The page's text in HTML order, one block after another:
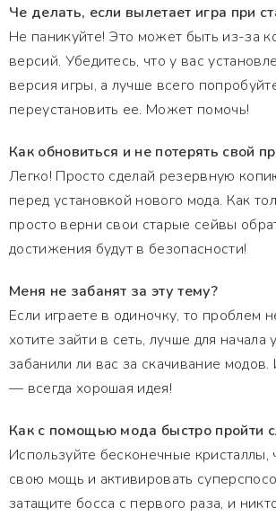
Че делать, если вылетает игра при
Не паникуйте! Это может быть из-за
версий. Убедитесь, что у вас
версия игры, а лучше всего
переустановить ее. Может помочь!
Как обновиться и не потерять свой
Легко! Просто сделай резервную
перед установкой нового мода. Как
просто верни свои старые сейвы
достижения будут в безопасности!
Меня не забанят за эту тему?
Если играете в одиночку, то проблем
хотите зайти в сеть, лучше для начала
забанили ли вас за скачивание модов.
— всегда хорошая идея!
Как с помощью мода быстро пройти
Используйте бесконечные кристаллы,
свою мощь и активировать
затащите босса с первого раза, и